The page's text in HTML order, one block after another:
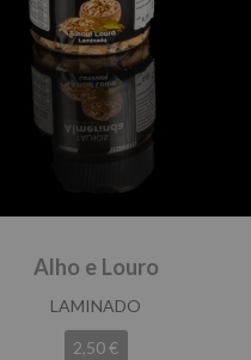
Alho e Louro
LAMINADO
2,50 €